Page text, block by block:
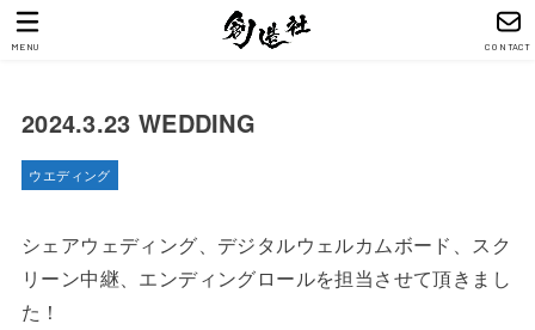
CONTACT
MENU
2024.3.23 WEDDING
ウエディング
シェアウェディング、デジタルウェルカムボード、スク
リーン中継、エンディングロールを担当させて頂きまし
た！